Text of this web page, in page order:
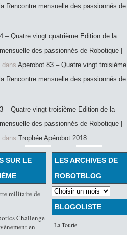
Rencontre mensuelle des passionnés de
– Quatre vingt quatrième Edition de la
des passionnés de Robotique |
dans Aperobot 83 – Quatre vingt troisième
Rencontre mensuelle des passionnés de
– Quatre vingt troisième Edition de la
des passionnés de Robotique |
dans Trophée Apérobot 2018
LES ARCHIVES DE
ROBOTBLOG
BLOGOLISTE
La Tourte
SUR LE
militaire de
Challenge
en